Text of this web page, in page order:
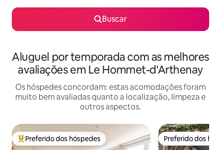
Buscar
Aluguel por temporada com as melhores
avaliações em Le Hommet-d'Arthenay
Os hóspedes concordam: estas acomodações foram
muito bem avaliadas quanto a localização, limpeza e
outros aspectos.
Entre os melhores preferidos dos hóspedes
Preferido dos hóspedes Preferido dos
Preferido dos